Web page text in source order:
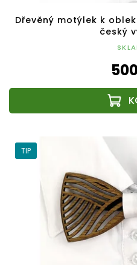
Dřevěný motýlek k
český
TIP